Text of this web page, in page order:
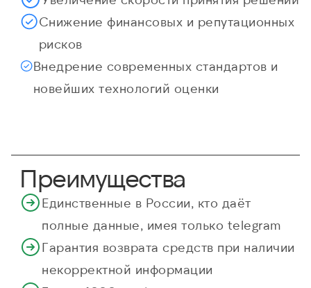
Снижение финансовых и репутационных
рисков
Внедрение современных стандартов и
новейших технологий оценки
Преимущества
Единственные в России, кто даёт
полные данные, имея только telegram
Гарантия возврата средств при наличии
некорректной информации